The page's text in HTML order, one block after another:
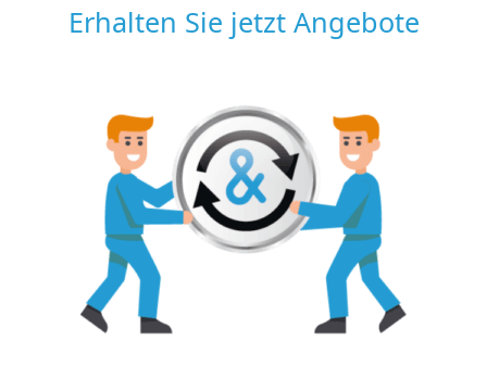
Erhalten Sie jetzt Angebote